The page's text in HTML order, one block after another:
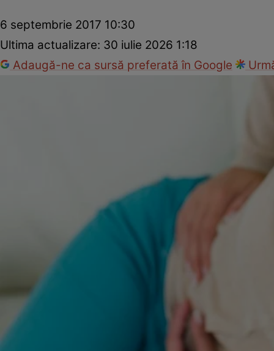
6 septembrie 2017 10:30
Ultima actualizare: 30 iulie 2026 1:18
Adaugă-ne ca sursă preferată în Google